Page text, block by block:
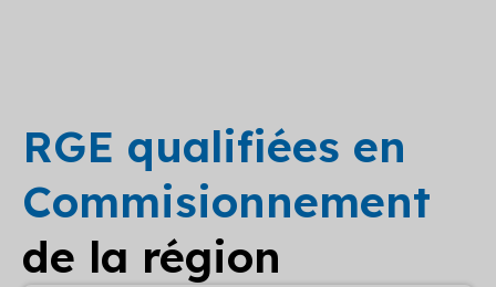
RGE qualifiées en
Commisionnement
de la région